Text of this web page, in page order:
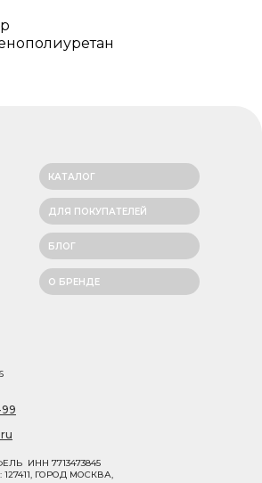
ИНН 7713473845
ГОРОД МОСКВА,
99
КАТАЛОГ
ДЛЯ ПОКУПАТЕЛЕЙ
БЛОГ
О БРЕНДЕ